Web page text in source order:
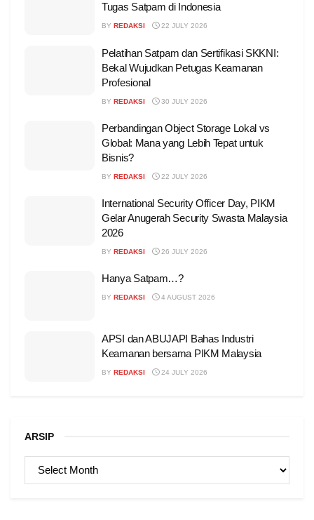
Tugas Satpam di Indonesia
BY REDAKSI 22 JULY 2026
Pelatihan Satpam dan Sertifikasi SKKNI:
Bekal Wujudkan Petugas Keamanan
Profesional
BY REDAKSI 30 JULY 2026
Perbandingan Object Storage Lokal vs
Global: Mana yang Lebih Tepat untuk
Bisnis?
BY REDAKSI 22 JULY 2026
International Security Officer Day, PIKM
Gelar Anugerah Security Swasta Malaysia
2026
BY REDAKSI 26 JULY 2026
Hanya Satpam…?
BY REDAKSI 4 AUGUST 2026
APSI dan ABUJAPI Bahas Industri
Keamanan bersama PIKM Malaysia
BY REDAKSI 24 JULY 2026
ARSIP
ARSIP